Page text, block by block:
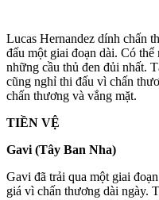
Lucas Hernandez dính chấn
đấu một giai đoạn dài. Có
những cầu thủ đen đủi nhất.
cũng nghỉ thi đấu vì chấn
chấn thương và vắng mặt.
TIỀN VỆ
Gavi (Tây Ban Nha)
Gavi đã trải qua một giai
giá vì chấn thương dài ngày.